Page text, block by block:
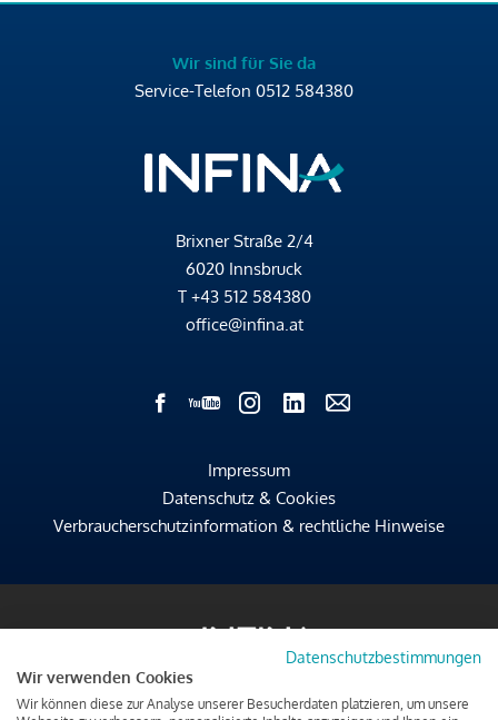
Wir sind für Sie da
Service-Telefon 0512 584380
Brixner Straße 2/4
6020 Innsbruck
T +43 512 584380
office@infina.at
Impressum
Datenschutz & Cookies
Verbraucherschutzinformation & rechtliche Hinweise
Datenschutzbestimmungen
Wir verwenden Cookies
Wir können diese zur Analyse unserer Besucherdaten platzieren, um unsere